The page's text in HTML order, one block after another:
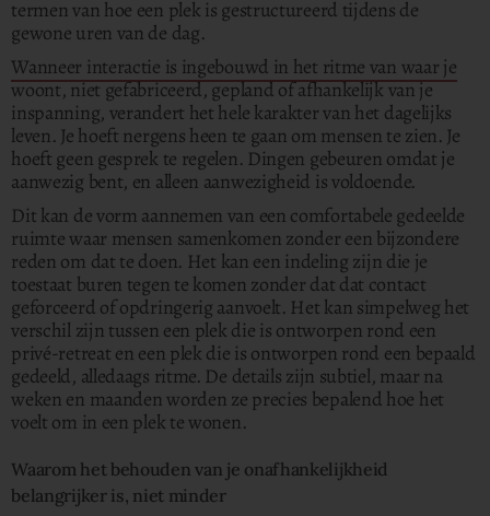
termen van hoe een plek is gestructureerd tijdens de
gewone uren van de dag.
Wanneer interactie is ingebouwd in het ritme van waar je
woont, niet gefabriceerd, gepland of afhankelijk van je
inspanning, verandert het hele karakter van het dagelijks
leven. Je hoeft nergens heen te gaan om mensen te zien. Je
hoeft geen gesprek te regelen. Dingen gebeuren omdat je
aanwezig bent, en alleen aanwezigheid is voldoende.
Dit kan de vorm aannemen van een comfortabele gedeelde
ruimte waar mensen samenkomen zonder een bijzondere
reden om dat te doen. Het kan een indeling zijn die je
toestaat buren tegen te komen zonder dat dat contact
geforceerd of opdringerig aanvoelt. Het kan simpelweg het
verschil zijn tussen een plek die is ontworpen rond een
privé-retreat en een plek die is ontworpen rond een bepaald
gedeeld, alledaags ritme. De details zijn subtiel, maar na
weken en maanden worden ze precies bepalend hoe het
voelt om in een plek te wonen.
Waarom het behouden van je onafhankelijkheid
belangrijker is, niet minder